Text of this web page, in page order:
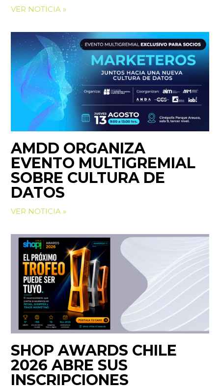
VER NOTICIA »
AMDD ORGANIZA
EVENTO MULTIGREMIAL
SOBRE CULTURA DE
DATOS
VER NOTICIA »
SHOP AWARDS CHILE
2026 ABRE SUS
INSCRIPCIONES